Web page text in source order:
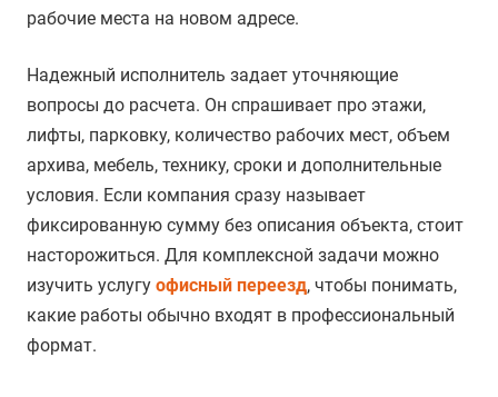
рабочие места на новом адресе.
Надежный исполнитель задает уточняющие
вопросы до расчета. Он спрашивает про этажи,
лифты, парковку, количество рабочих мест, объем
архива, мебель, технику, сроки и дополнительные
условия. Если компания сразу называет
фиксированную сумму без описания объекта, стоит
насторожиться. Для комплексной задачи можно
изучить услугу офисный переезд, чтобы понимать,
какие работы обычно входят в профессиональный
формат.